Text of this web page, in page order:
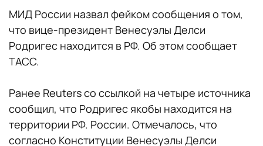
МИД России назвал фейком сообщения о том,
что вице-президент Венесуэлы Делси
Родригес находится в РФ. Об этом сообщает
ТАСС.
Ранее Reuters со ссылкой на четыре источника
сообщил, что Родригес якобы находится на
территории РФ. России. Отмечалось, что
согласно Конституции Венесуэлы Делси